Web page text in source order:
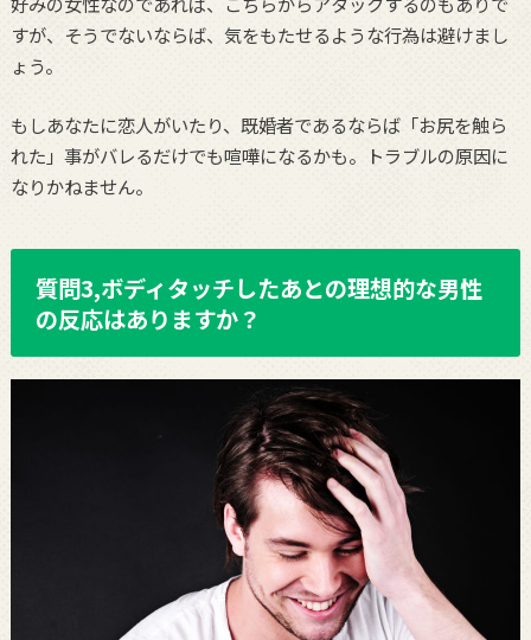
すが、そうでないならば、気をもたせるような行為は避けまし
ょう。
もしあなたに恋人がいたり、既婚者であるならば「お尻を触ら
れた」事がバレるだけでも喧嘩になるかも。トラブルの原因に
なりかねません。
質問3,ボディタッチしたあとの理想的な男性
の反応はありますか？